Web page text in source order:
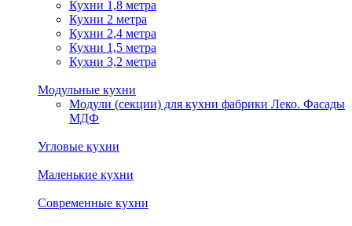
Кухни 1,8 метра
Кухни 2 метра
Кухни 2,4 метра
Кухни 1,5 метра
Кухни 3,2 метра
Модульные кухни
Модули (секции) для кухни фабрики Леко. Фасады
МДФ
Угловые кухни
Маленькие кухни
Современные кухни